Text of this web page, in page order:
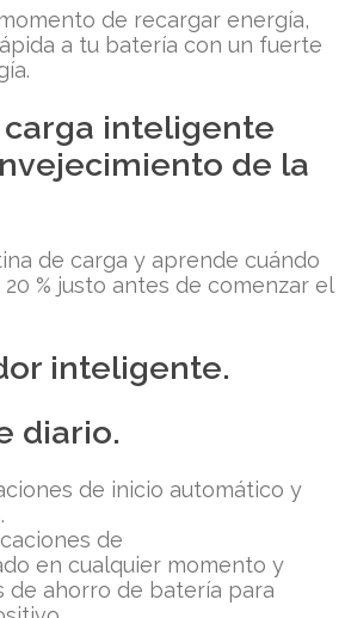
de recargar energía,
a tu batería con un fuerte
carga inteligente
de la
de carga y aprende cuándo
% justo antes de comenzar el
inteligente.
diario.
de inicio automático y
de
en cualquier momento y
de ahorro de batería para